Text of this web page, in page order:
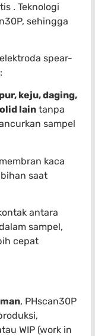
. Teknologi
sehingga
spear-
keju, daging,
lain tanpa
sampel
kaca
saat
antara
sampel,
cepat
, PHscan30P
WIP (work in